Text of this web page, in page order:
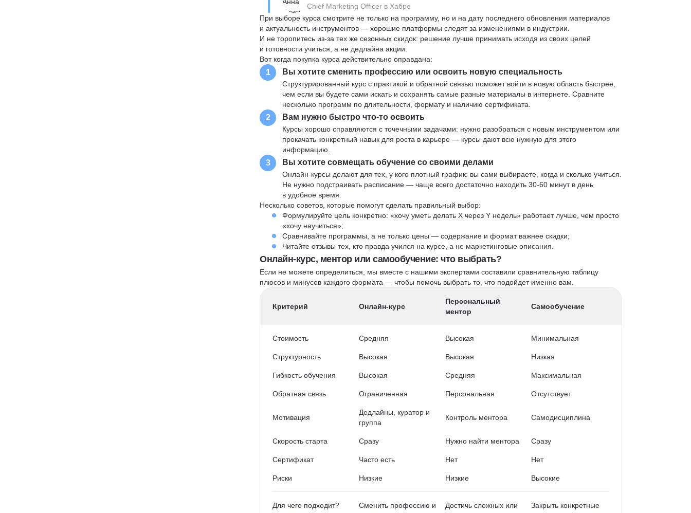
Chief Marketing Officer в Хабре
При выборе курса смотрите не только на программу, но и на дату последнего обновления материалов
и актуальность инструментов — хорошие платформы следят за изменениями в индустрии.
И не торопитесь из-за тех же сезонных скидок: решение лучше принимать исходя из своих целей
и готовности учиться, а не дедлайна акции.
Вот когда покупка курса действительно оправдана:
1 Вы хотите сменить профессию или освоить новую специальность
Структурированный курс с практикой и обратной связью поможет войти в новую область быстрее,
чем если вы будете сами искать и сохранять самые разные материалы в интернете. Сравните
несколько программ по длительности, формату и наличию сертификата.
2 Вам нужно быстро что-то освоить
Курсы хорошо справляются с точечными задачами: нужно разобраться с новым инструментом или
прокачать конкретный навык для роста в карьере — курсы дают всю нужную для этого
информацию.
3 Вы хотите совмещать обучение со своими делами
Онлайн-курсы делают для тех, у кого плотный график: вы сами выбираете, когда и сколько учиться.
Не нужно подстраивать расписание — чаще всего достаточно находить 30-60 минут в день
в удобное время.
Несколько советов, которые помогут сделать правильный выбор:
Формулируйте цель конкретно: «хочу уметь делать X через Y недель» работает лучше, чем просто
«хочу научиться»;
Сравнивайте программы, а не только цены — содержание и формат важнее скидки;
Читайте отзывы тех, кто правда учился на курсе, а не маркетинговые описания.
Онлайн-курс, ментор или самообучение: что выбрать?
Если не можете определиться, мы вместе с нашими экспертами составили сравнительную таблицу
плюсов и минусов каждого формата — чтобы помочь выбрать то, что подойдет именно вам.
Критерий Онлайн-курс
Персональный
ментор
Самообучение
Стоимость Средняя Высокая Минимальная
Структурность Высокая Высокая Низкая
Гибкость обучения Высокая Средняя Максимальная
Обратная связь Ограниченная Персональная Отсутствует
Мотивация
Дедлайны, куратор и
группа
Контроль ментора Самодисциплина
Скорость старта Сразу Нужно найти ментора Сразу
Сертификат Часто есть Нет Нет
Риски Низкие Низкие Высокие
Для чего подходит?
Сменить профессию и
Достичь сложных или
Закрыть конкретные